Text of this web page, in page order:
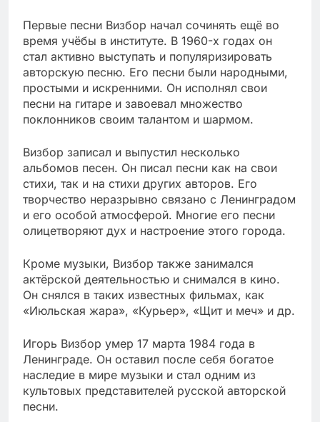
Первые песни Визбор начал сочинять ещё во
время учёбы в институте. В 1960-х годах он
стал активно выступать и популяризировать
авторскую песню. Его песни были народными,
простыми и искренними. Он исполнял свои
песни на гитаре и завоевал множество
поклонников своим талантом и шармом.
Визбор записал и выпустил несколько
альбомов песен. Он писал песни как на свои
стихи, так и на стихи других авторов. Его
творчество неразрывно связано с Ленинградом
и его особой атмосферой. Многие его песни
олицетворяют дух и настроение этого города.
Кроме музыки, Визбор также занимался
актёрской деятельностью и снимался в кино.
Он снялся в таких известных фильмах, как
«Июльская жара», «Курьер», «Щит и меч» и др.
Игорь Визбор умер 17 марта 1984 года в
Ленинграде. Он оставил после себя богатое
наследие в мире музыки и стал одним из
культовых представителей русской авторской
песни.